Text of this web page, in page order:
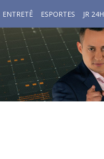
ENTRETÊ ESPORTES JR 24H